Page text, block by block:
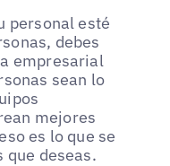
personal esté
debes
empresarial
sean lo
mejores
es lo que se
que deseas.